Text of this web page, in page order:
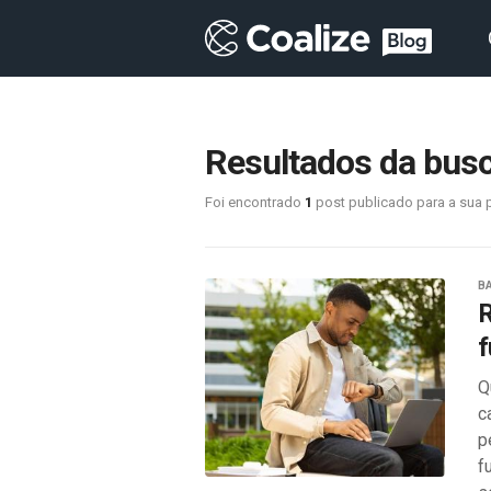
Resultados da
Foi encontrado 1 post publicado para a sua